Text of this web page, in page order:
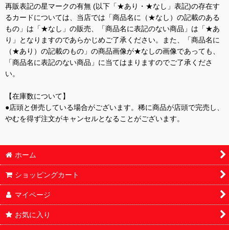
再販表記の星マークの有無 (以下「★あり・★なし」表記)の存在す
るカードについては、当店では「商品名に（★なし）の記載のある
もの」は「★なし」の販売、「商品名に表記のない商品」は「★あ
り」となりますのであらかじめご了承ください。また、「商品名に
（★あり）の記載のもの」の商品画像が★なしの画像であっても、
「商品名に表記のない商品」に当てはまりますのでご了承くださ
い。
【在庫数について】
●店頭と併売している場合がございます。稀に商品が店頭で完売し、
やむを得ず注文がキャンセルとなることがございます。
ホーム
ショッピングカート
マイページ
お気に入り